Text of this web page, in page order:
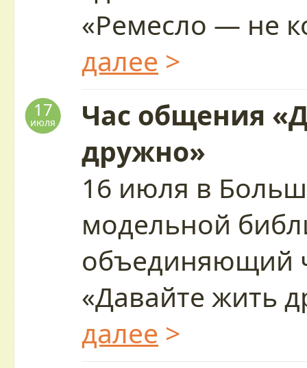
«Ремесло — не
далее >
17
июля
Час общения
дружно»
16 июля в
модельной
объединяющий
«Давайте жить
далее >